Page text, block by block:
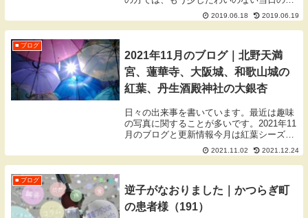
はなしをしていこうと思います。
2019.06.18 2019.06.19
■ ブログ
2021年11月のブログ｜北野天満
宮、蓮華寺、大阪城、和歌山城の
紅葉、丹生酒殿神社の大銀杏
日々の出来事を書いています。最近は趣味
の写真に関することが多いです。2021年11
月のブログと更新情報今月は紅葉シーズン
ということもあり紅葉の写真や話題が多く
なりました。和歌山の高野山、和歌山城、
丹生酒殿神社の大銀杏、大阪の延命寺、大
2021.11.02 2021.12.24
■ ブログ
逆子がなおりました｜かつらぎ町
の患者様（191）